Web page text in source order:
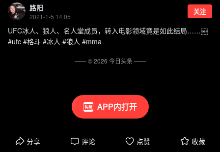
APP内打开
路阳
2021-1-5 14:05
关注
UFC冰人、狼人、名人堂成员，转入电影领域竟是如此结局……￼
#ufc #格斗 #冰人 #狼人 #mma
分享 评论 点赞 收藏
—— ©2026 今日头条——